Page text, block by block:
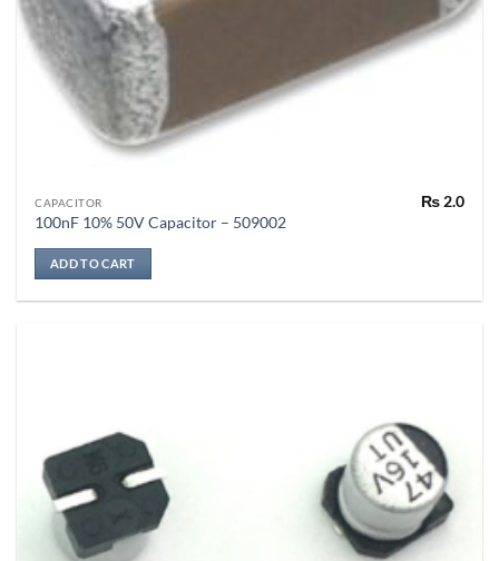
CAPACITOR
100nF 10% 50V Capacitor – 509002
₨2.0
ADD TO CART